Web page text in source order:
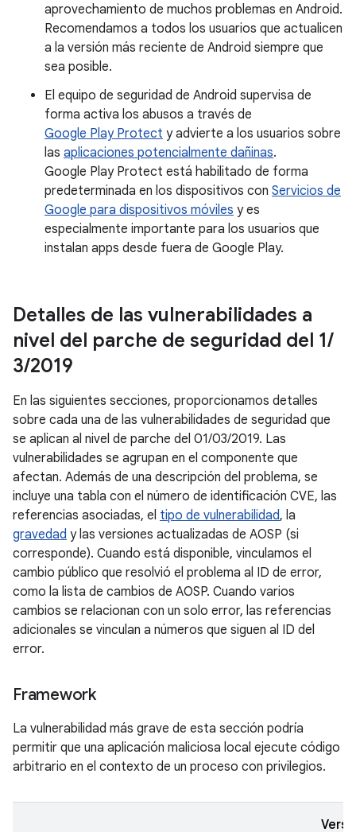
aprovechamiento de muchos problemas en Android.
Recomendamos a todos los usuarios que actualicen
a la versión más reciente de Android siempre que
sea posible.
El equipo de seguridad de Android supervisa de
forma activa los abusos a través de
Google Play Protect y advierte a los usuarios sobre
las aplicaciones potencialmente dañinas.
Google Play Protect está habilitado de forma
predeterminada en los dispositivos con Servicios de
Google para dispositivos móviles y es
especialmente importante para los usuarios que
instalan apps desde fuera de Google Play.
Detalles de las vulnerabilidades a
nivel del parche de seguridad del 1/
3/2019
En las siguientes secciones, proporcionamos detalles
sobre cada una de las vulnerabilidades de seguridad que
se aplican al nivel de parche del 01/03/2019. Las
vulnerabilidades se agrupan en el componente que
afectan. Además de una descripción del problema, se
incluye una tabla con el número de identificación CVE, las
referencias asociadas, el tipo de vulnerabilidad, la
gravedad y las versiones actualizadas de AOSP (si
corresponde). Cuando está disponible, vinculamos el
cambio público que resolvió el problema al ID de error,
como la lista de cambios de AOSP. Cuando varios
cambios se relacionan con un solo error, las referencias
adicionales se vinculan a números que siguen al ID del
error.
Framework
La vulnerabilidad más grave de esta sección podría
permitir que una aplicación maliciosa local ejecute código
arbitrario en el contexto de un proceso con privilegios.